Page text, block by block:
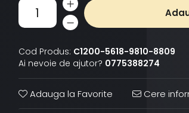
Cod Produs: C1200-5618-9810-8809
Ai nevoie de ajutor? 0775388274
Adauga la Favorite Cere